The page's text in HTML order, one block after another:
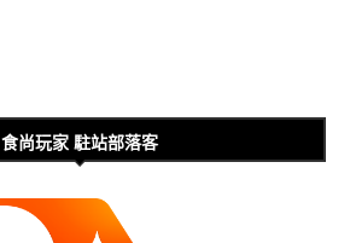
食尚玩家 駐站部落客